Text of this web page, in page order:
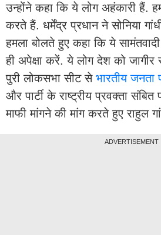
उन्होंने कहा कि ये लोग अहंकारी हैं.
करते हैं. धर्मेंद्र प्रधान ने सोनिया
हमला बोलते हुए कहा कि ये
ही अपेक्षा करें. ये लोग देश को
पुरी लोकसभा सीट से भारतीय जनता
और पार्टी के राष्ट्रीय प्रवक्ता संबित
माफी मांगने की मांग करते हुए राहुल
ADVERTISEMENT